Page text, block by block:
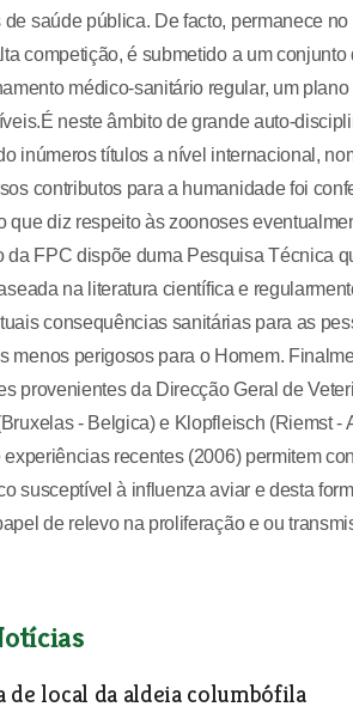
de saúde pública. De facto, permanece
competição, é submetido a um
médico-sanitário regular, um
neste âmbito de grande auto-
inúmeros títulos a nível internacional,
contributos para a humanidade foi
que diz respeito às zoonoses
da FPC dispõe duma Pesquisa Técnica
na literatura científica e
consequências sanitárias para as
menos perigosos para o Homem.
provenientes da Direcção Geral de
- Belgica) e Klopfleisch (Riemst -
experiências recentes (2006) permitem
susceptível à influenza aviar e desta
de relevo na proliferação e ou
de local da aldeia columbófila